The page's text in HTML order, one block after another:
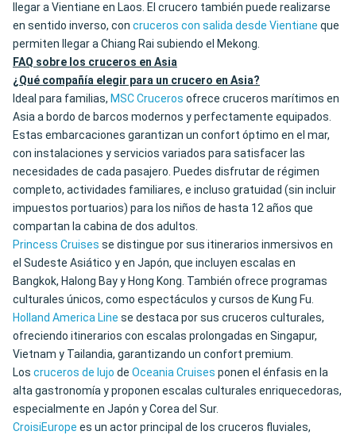
llegar a Vientiane en Laos. El crucero también puede realizarse
en sentido inverso, con cruceros con salida desde Vientiane que
permiten llegar a Chiang Rai subiendo el Mekong.
FAQ sobre los cruceros en Asia
¿Qué compañía elegir para un crucero en Asia?
Ideal para familias, MSC Cruceros ofrece cruceros marítimos en
Asia a bordo de barcos modernos y perfectamente equipados.
Estas embarcaciones garantizan un confort óptimo en el mar,
con instalaciones y servicios variados para satisfacer las
necesidades de cada pasajero. Puedes disfrutar de régimen
completo, actividades familiares, e incluso gratuidad (sin incluir
impuestos portuarios) para los niños de hasta 12 años que
compartan la cabina de dos adultos.
Princess Cruises se distingue por sus itinerarios inmersivos en
el Sudeste Asiático y en Japón, que incluyen escalas en
Bangkok, Halong Bay y Hong Kong. También ofrece programas
culturales únicos, como espectáculos y cursos de Kung Fu.
Holland America Line se destaca por sus cruceros culturales,
ofreciendo itinerarios con escalas prolongadas en Singapur,
Vietnam y Tailandia, garantizando un confort premium.
Los cruceros de lujo de Oceania Cruises ponen el énfasis en la
alta gastronomía y proponen escalas culturales enriquecedoras,
especialmente en Japón y Corea del Sur.
CroisiEurope es un actor principal de los cruceros fluviales,